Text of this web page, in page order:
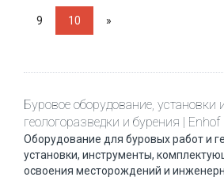
9 10 »
Буровое оборудование, установки
геологоразведки и бурения | Enhof
Оборудование для буровых работ и
установки, инструменты,
освоения месторождений и